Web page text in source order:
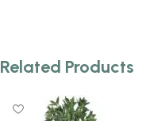
Related Products